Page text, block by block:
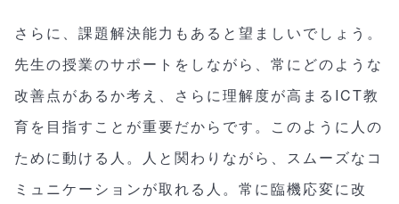
さらに、課題解決能力もあると望ましいでしょう。
先生の授業のサポートをしながら、常にどのような
改善点があるか考え、さらに理解度が高まるICT教
育を目指すことが重要だからです。このように人の
ために動ける人。人と関わりながら、スムーズなコ
ミュニケーションが取れる人。常に臨機応変に改